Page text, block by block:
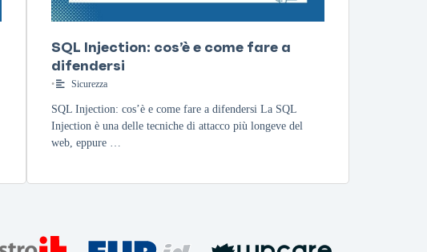
SQL Injection: cos’è e come fare a
difendersi
• Sicurezza
SQL Injection: cos’è e come fare a difendersi La SQL
Injection è una delle tecniche di attacco più longeve del
web, eppure …